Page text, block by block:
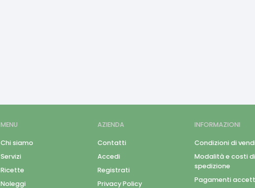
MENU
Chi siamo
Servizi
Ricette
Noleggi
AZIENDA
Contatti
Accedi
Registrati
Privacy Policy
INFORMAZIONI
Condizioni di
Modalità e costi di
spedizione
Pagamenti